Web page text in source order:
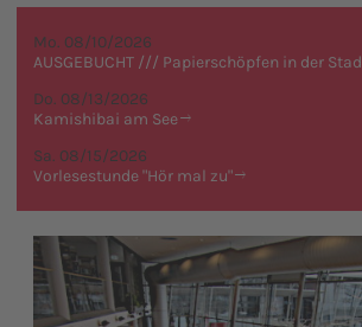
Mo. 08/10/2026
AUSGEBUCHT /// Papierschöpfen in der
Do. 08/13/2026
Kamishibai am See
Sa. 08/15/2026
Vorlesestunde "Hör mal zu"